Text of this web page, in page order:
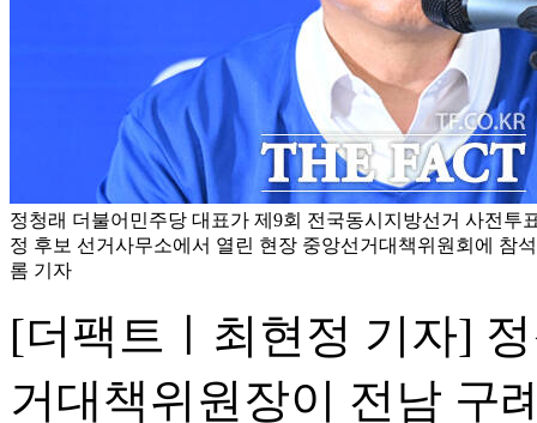
정청래 더불어민주당 대표가 제9회 전국동시지방선거 사전투
정 후보 선거사무소에서 열린 현장 중앙선거대책위원회에 참
롬 기자
[더팩트ㅣ최현정 기자]
거대책위원장이 전남 구